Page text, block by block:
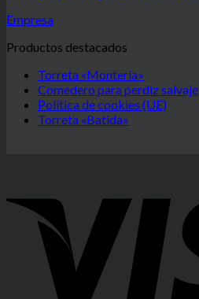
Empresa
Productos destacados
Torreta «Montería»
Comedero para perdiz salvaje
Política de cookies (UE)
Torreta «Batida»